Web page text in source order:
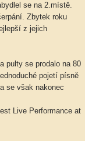
se na 2.místě.
Zbytek roku
z jejich
pulty se prodalo na 80
pojetí písně
se však nakonec
Live Performance at